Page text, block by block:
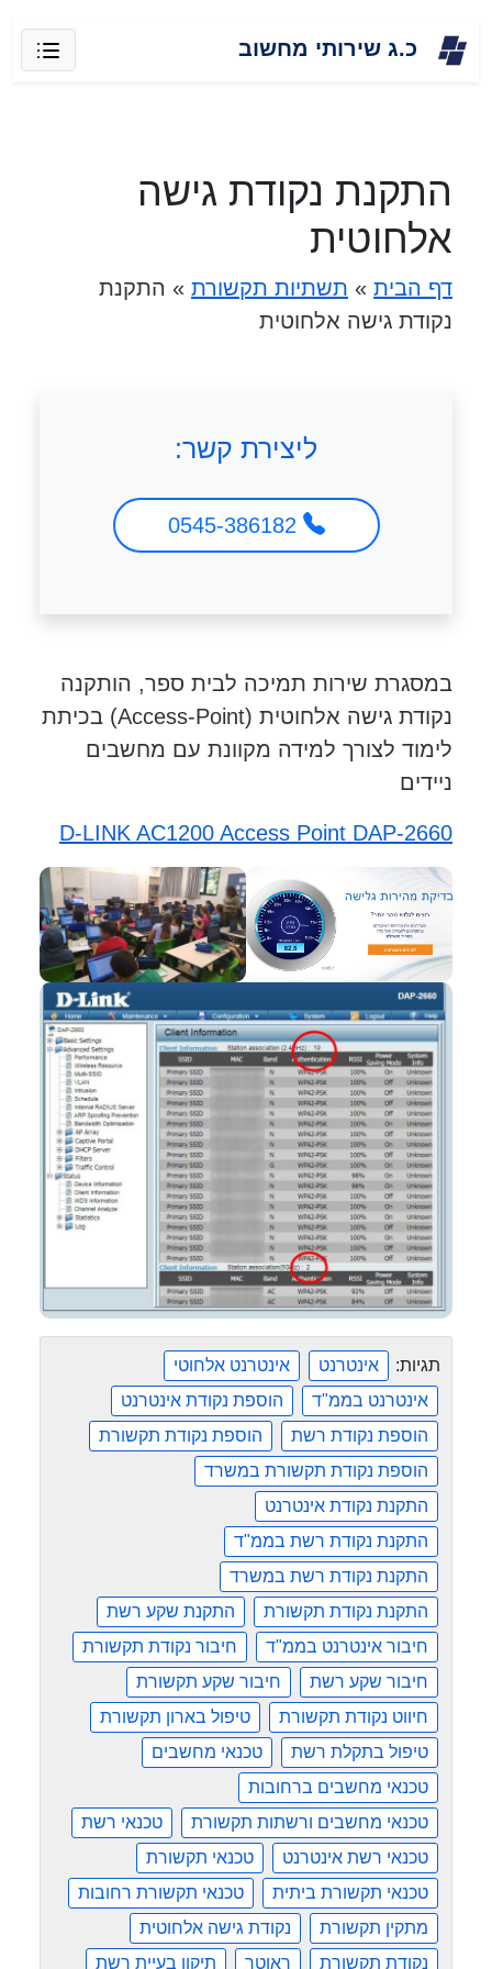
כ.ג שירותי מחשוב
התקנת נקודת גישה
אלחוטית
דף הבית » תשתיות תקשורת » התקנת
נקודת גישה אלחוטית
ליצירת קשר:
במסגרת שירות תמיכה לבית ספר, הותקנה
נקודת גישה אלחוטית (Access-Point) בכיתת
לימוד לצורך למידה מקוונת עם מחשבים
ניידים
D-LINK AC1200 Access Point DAP-2660
תגיות: אינטרנט
אינטרנט אלחוטי
אינטרנט בממ"ד
הוספת נקודת אינטרנט
הוספת נקודת רשת
הוספת נקודת תקשורת
הוספת נקודת תקשורת במשרד
התקנת נקודת אינטרנט
התקנת נקודת רשת בממ"ד
התקנת נקודת רשת במשרד
התקנת נקודת תקשורת
התקנת שקע רשת
חיבור אינטרנט בממ"ד
חיבור נקודת תקשורת
חיבור שקע רשת
חיבור שקע תקשורת
חיווט נקודת תקשורת
טיפול בארון תקשורת
טיפול בתקלת רשת
טכנאי מחשבים
טכנאי מחשבים ברחובות
טכנאי מחשבים ורשתות תקשורת
טכנאי רשת
טכנאי רשת אינטרנט
טכנאי תקשורת
טכנאי תקשורת ביתית
טכנאי תקשורת רחובות
מתקין תקשורת
נקודת גישה אלחוטית
נקודת תקשורת
ראוטר תיקון בעיית רשת